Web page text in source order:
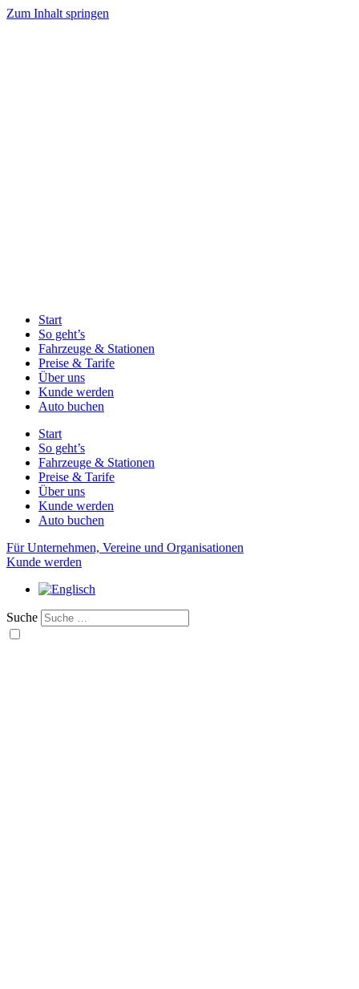
Zum Inhalt springen
Start
So geht’s
Fahrzeuge & Stationen
Preise & Tarife
Über uns
Kunde werden
Auto buchen
Start
So geht’s
Fahrzeuge & Stationen
Preise & Tarife
Über uns
Kunde werden
Auto buchen
Für Unternehmen, Vereine und Organisationen
Kunde werden
Suche